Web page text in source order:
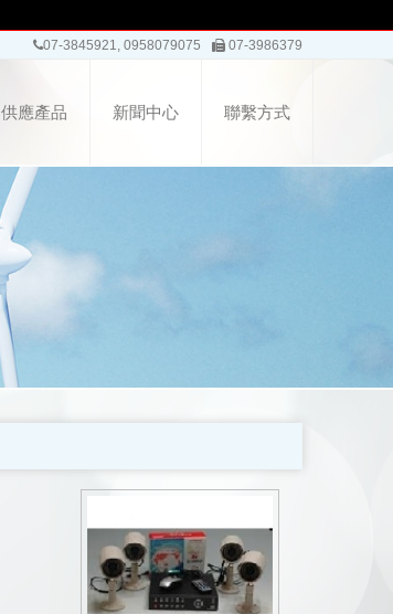
07-3986379
07-3845921, 0958079075
供應產品 新聞中心 聯繫方式